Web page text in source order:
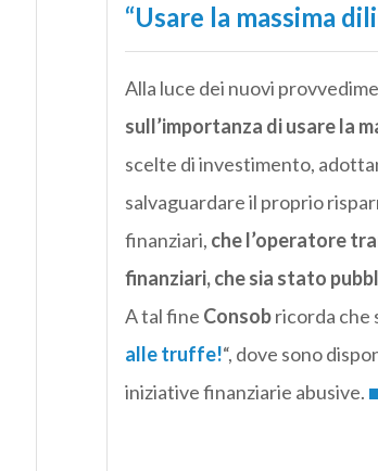
“Usare la massima
Alla luce dei nuovi
sull’importanza di usare la
scelte di investimento,
salvaguardare il proprio
finanziari, che l’operatore
finanziari, che sia stato
A tal fine Consobricorda che
alle truffe!“, dove sono
iniziative finanziarie abusive.